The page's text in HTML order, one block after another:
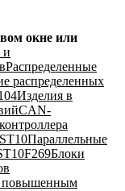
окне или
и
Распределенные
распределенных
Изделия в
CAN-
Параллельные
Блоки